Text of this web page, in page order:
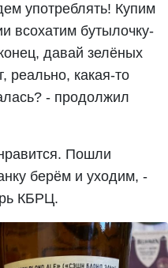
употреблять! Купим
всохатим бутылочку-
давай зелёных
реально, какая-то
- продолжил
Пошли
берём и уходим, -
КБРЦ.